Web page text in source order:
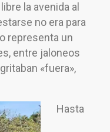
la avenida al
no era para
representa un
entre jaloneos
«fuera»,
Hasta